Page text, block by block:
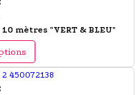
mètres "VERT & BLEU"